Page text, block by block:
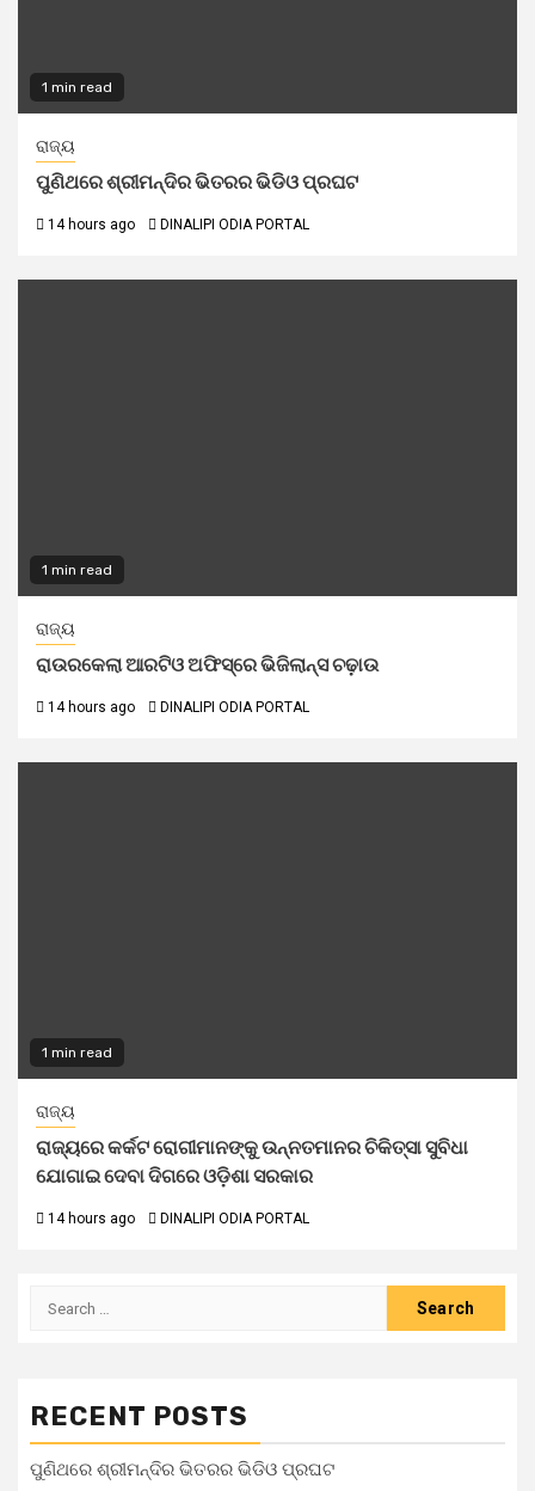
1 min read
ରାଜ୍ୟ
ପୁଣିଥରେ ଶ୍ରୀମନ୍ଦିର ଭିତରର ଭିଡିଓ ପ୍ରଘଟ
14 hours ago DINALIPI ODIA PORTAL
1 min read
ରାଜ୍ୟ
ରାଉରକେଲା ଆରଟିଓ ଅଫିସ୍‌ରେ ଭିଜିଲାନ୍ସ ଚଢ଼ାଉ
14 hours ago DINALIPI ODIA PORTAL
1 min read
ରାଜ୍ୟ
ରାଜ୍ୟରେ କର୍କଟ ରୋଗୀମାନଙ୍କୁ ଉନ୍ନତମାନର ଚିକିତ୍ସା ସୁବିଧା
ଯୋଗାଇ ଦେବା ଦିଗରେ ଓଡ଼ିଶା ସରକାର
14 hours ago DINALIPI ODIA PORTAL
RECENT POSTS
ପୁଣିଥରେ ଶ୍ରୀମନ୍ଦିର ଭିତରର ଭିଡିଓ ପ୍ରଘଟ